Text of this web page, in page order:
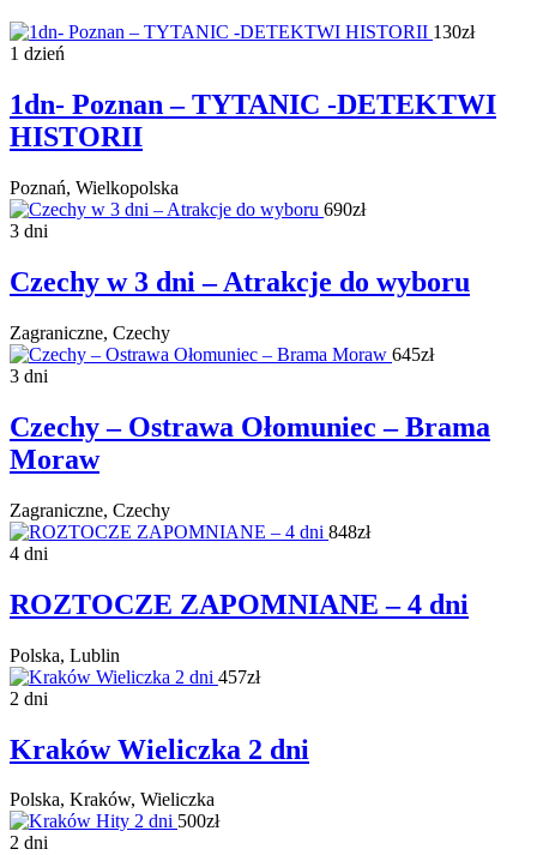
130zł
1 dzień
1dn- Poznan – TYTANIC -DETEKTWI
HISTORII
Poznań, Wielkopolska
690zł
3 dni
Czechy w 3 dni – Atrakcje do wyboru
Zagraniczne, Czechy
645zł
3 dni
Czechy – Ostrawa Ołomuniec – Brama
Moraw
Zagraniczne, Czechy
848zł
4 dni
ROZTOCZE ZAPOMNIANE – 4 dni
Polska, Lublin
457zł
2 dni
Kraków Wieliczka 2 dni
Polska, Kraków, Wieliczka
500zł
2 dni